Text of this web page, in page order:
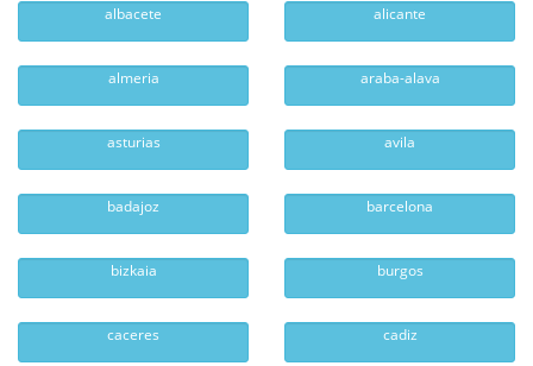
albacete alicante
almeria araba-alava
asturias avila
badajoz barcelona
bizkaia burgos
caceres cadiz